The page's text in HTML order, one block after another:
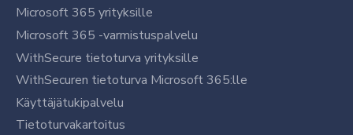
Microsoft 365 yrityksille
Microsoft 365 -varmistuspalvelu
WithSecure tietoturva yrityksille
WithSecuren tietoturva Microsoft 365:lle
Käyttäjätukipalvelu
Tietoturvakartoitus